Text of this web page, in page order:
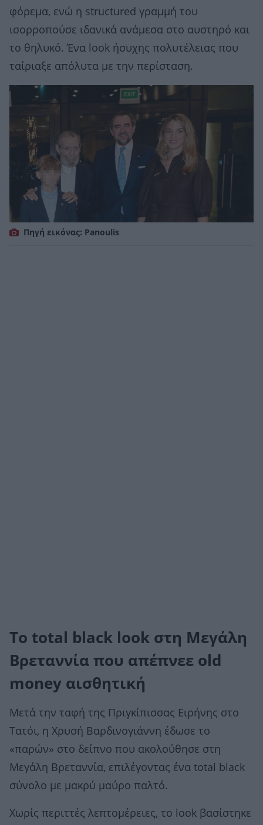
φόρεμα, ενώ η structured γραμμή του
ισορροπούσε ιδανικά ανάμεσα στο αυστηρό και
το θηλυκό. Ένα look ήσυχης πολυτέλειας που
ταίριαξε απόλυτα με την περίσταση.
Πηγή εικόνας: Panoulis
Το total black look στη Μεγάλη
Βρεταννία που απέπνεε old
money αισθητική
Μετά την ταφή της Πριγκίπισσας Ειρήνης στο
Τατόι, η Χρυσή Βαρδινογιάννη έδωσε το
«παρών» στο δείπνο που ακολούθησε στη
Μεγάλη Βρεταννία, επιλέγοντας ένα total black
σύνολο με μακρύ μαύρο παλτό.
Χωρίς περιττές λεπτομέρειες, το look βασίστηκε